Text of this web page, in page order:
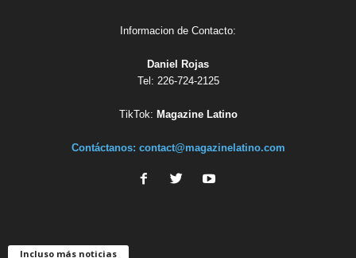
Informacion de Contacto:
Daniel Rojas
Tel: 226-724-2125
TikTok: Magazine Latino
Contáctanos: contact@magazinelatino.com
Incluso más noticias